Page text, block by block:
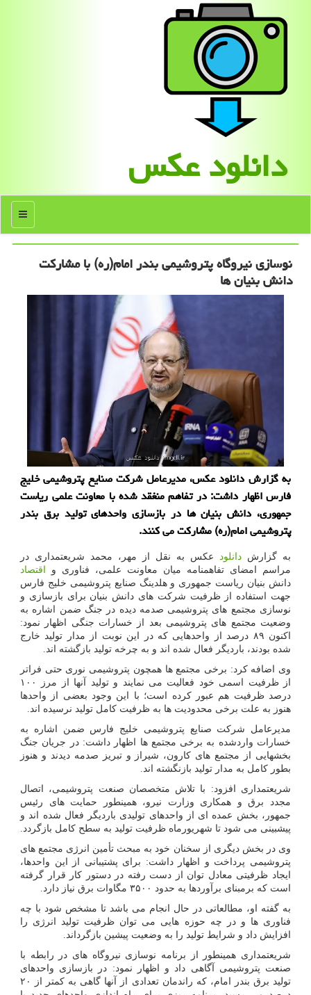
دانلود عكس
منو
نوسازی نیروگاه پتروشیمی بندر امام(ره) با مشارکت
دانش بنیان ها
به گزارش دانلود عکس، مدیرعامل شرکت صنایع پتروشیمی خلیج
فارس اظهار داشت: در تفاهم منغقد شده با معاونت علمی ریاست
جمهوری، دانش بنیان ها در بازسازی واحدهای تولید برق بندر
پتروشیمی امام(ره) مشارکت می کنند.
به گزارش دانلود
عکس به نقل از مهر، محمد شریعتمداری در
مراسم امضای تفاهمنامه میان معاونت علمی، فناوری و اقتصاد
دانش بنیان ریاست جمهوری و هلدینگ صنایع پتروشیمی خلیج فارس
جهت استفاده از ظرفیت شرکت های دانش بنیان برای بازسازی و
نوسازی مجتمع های پتروشیمی صدمه دیده در جنگ ضمن اشاره به
وضعیت مجتمع های پتروشیمی بعد از خسارات جنگی اظهار نمود:
اکنون ۸۹ درصد از واحدهایی که در این نوبت از مدار تولید خارج
شده بودند، باردیگر فعال شده اند و به چرخه تولید بازگشته اند.
وی اضافه کرد: برخی مجتمع ها همچون پتروشیمی نوری حتی فراتر
از ظرفیت اسمی خود فعالیت می نمایند و تولید آنها از مرز ۱۰۰
درصد ظرفیت هم عبور کرده است؛ با این وجود بعضی از واحدها
هنوز به علت برخی محدودیت ها به ظرفیت کامل تولید نرسیده اند.
مدیرعامل شرکت صنایع پتروشیمی خلیج فارس ضمن اشاره به
خسارات واردشده به برخی مجتمع ها اظهار داشت: در جریان جنگ
بخشهایی از مجتمع های کارون، شیراز و تبریز صدمه دیدند و هنوز
بطور کامل به مدار تولید بازنگشته اند.
شریعتمداری افزود: با تلاش متخصصان صنعت پتروشیمی، اتصال
مجدد برق و همکاری وزارت نیرو، همینطور حمایت های رئیس
جمهور، بخش عمده ای از واحدهای تولیدی باردیگر فعال شده اند و
پیشبینی می شود تا شهریورماه ظرفیت تولید به سطح کامل بازگردد.
وی در بخش دیگری از سخنان خود به مبحث تأمین انرژی مجتمع های
پتروشیمی پرداخت و اظهار داشت: برای پشتیبانی از این واحدها،
ایجاد ظرفیتی معادل توان از دست رفته در دستور کار قرار گرفته
است که برمبنای برآوردها به حدود ۳۵۰۰ مگاوات برق نیاز دارد.
به گفته او، مطالعاتی در حال انجام می باشد تا مشخص شود با چه
فناوری ها و در چه حوزه هایی می توان ظرفیت تولید انرژی را
افزایش داد و شرایط تولید را به وضعیت پیشین بازگرداند.
شریعتمداری همینطور از برنامه نوسازی نیروگاه های در رابطه با
صنعت پتروشیمی آگاهی داد و اظهار نمود: در بازسازی واحدهای
تولید برق بندر امام، که راندمان تعدادی از آنها گاهی به کمتر از ۲۰